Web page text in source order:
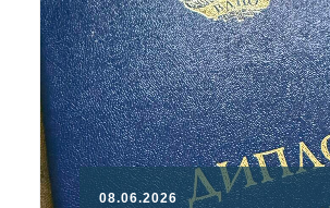
08.06.2026